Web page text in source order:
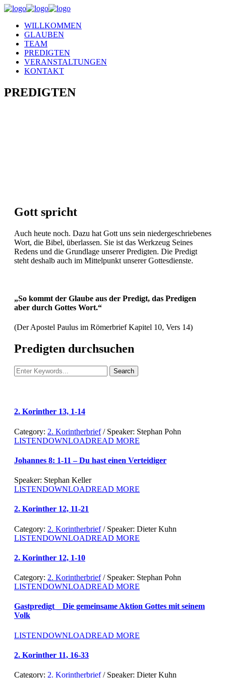
WILLKOMMEN
GLAUBEN
TEAM
PREDIGTEN
VERANSTALTUNGEN
KONTAKT
PREDIGTEN
Gott spricht
Auch heute noch. Dazu hat Gott uns sein niedergeschriebenes
Wort, die Bibel, überlassen. Sie ist das Werkzeug Seines
Redens und die Grundlage unserer Predigten. Die Predigt
steht deshalb auch im Mittelpunkt unserer Gottesdienste.
„So kommt der Glaube aus der Predigt, das Predigen
aber durch Gottes Wort.“
(Der Apostel Paulus im Römerbrief Kapitel 10, Vers 14)
Predigten durchsuchen
2. Korinther 13, 1-14
Category: 2. Korintherbrief/ Speaker: Stephan Pohn
LISTENDOWNLOADREAD MORE
Johannes 8: 1-11 – Du hast einen Verteidiger
Speaker: Stephan Keller
LISTENDOWNLOADREAD MORE
2. Korinther 12, 11-21
Category: 2. Korintherbrief/ Speaker: Dieter Kuhn
LISTENDOWNLOADREAD MORE
2. Korinther 12, 1-10
Category: 2. Korintherbrief/ Speaker: Stephan Pohn
LISTENDOWNLOADREAD MORE
Gastpredigt _ Die gemeinsame Aktion Gottes mit seinem
Volk
LISTENDOWNLOADREAD MORE
2. Korinther 11, 16-33
Category: 2. Korintherbrief/ Speaker: Dieter Kuhn